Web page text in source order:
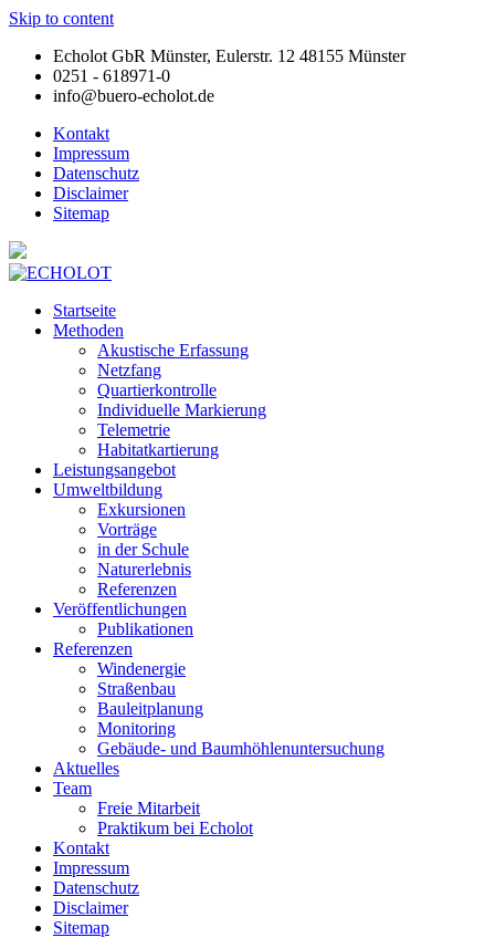
Skip to content
Echolot GbR Münster, Eulerstr. 12 48155 Münster
0251 - 618971-0
info@buero-echolot.de
Kontakt
Impressum
Datenschutz
Disclaimer
Sitemap
Startseite
Methoden
Akustische Erfassung
Netzfang
Quartierkontrolle
Individuelle Markierung
Telemetrie
Habitatkartierung
Leistungsangebot
Umweltbildung
Exkursionen
Vorträge
in der Schule
Naturerlebnis
Referenzen
Veröffentlichungen
Publikationen
Referenzen
Windenergie
Straßenbau
Bauleitplanung
Monitoring
Gebäude- und Baumhöhlenuntersuchung
Aktuelles
Team
Freie Mitarbeit
Praktikum bei Echolot
Kontakt
Impressum
Datenschutz
Disclaimer
Sitemap